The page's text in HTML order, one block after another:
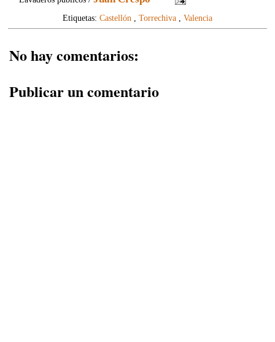
Etiquetas: Castellón Torrechiva Valencia
No hay comentarios:
Publicar un comentario